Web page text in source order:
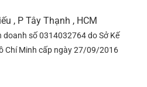
, P Tây Thạnh , HCM
số 0314032764 do Sở Kế
Chí Minh cấp ngày 27/09/2016